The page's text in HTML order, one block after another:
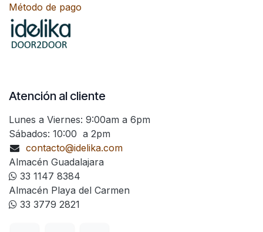
Método de pago
Atención al cliente
Lunes a Viernes: 9:00am a 6pm
Sábados: 10:00 a 2pm
contacto@idelika.com
Almacén Guadalajara
33 1147 8384
Almacén Playa del Carmen
33 3779 2821